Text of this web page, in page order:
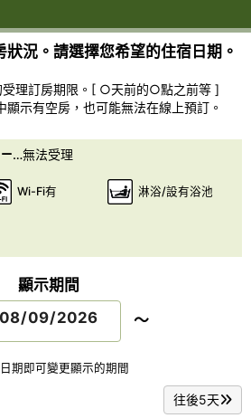
況。請選擇您希望的住宿日期。
受理訂房期限。[ ○天前的○點之前等 ]
示有空房，也可能無法在線上預訂。
…無法受理
Wi-Fi有 淋浴/設有浴池
顯示期間
～
期即可變更顯示的期間
往後5天